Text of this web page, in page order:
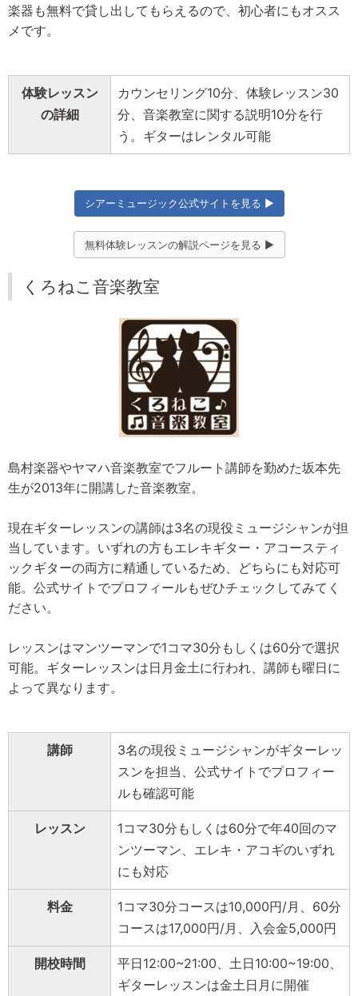
楽器も無料で貸し出してもらえるので、初心者にもオスス
メです。
体験レッスン
の詳細
カウンセリング10分、体験レッスン30
分、音楽教室に関する説明10分を行
う。ギターはレンタル可能
シアーミュージック公式サイトを見る ▶
無料体験レッスンの解説ページを見る ▶
くろねこ音楽教室
島村楽器やヤマハ音楽教室でフルート講師を勤めた坂本先
生が2013年に開講した音楽教室。
現在ギターレッスンの講師は3名の現役ミュージシャンが担
当しています。いずれの方もエレキギター・アコースティ
ックギターの両方に精通しているため、どちらにも対応可
能。公式サイトでプロフィールもぜひチェックしてみてく
ださい。
レッスンはマンツーマンで1コマ30分もしくは60分で選択
可能。ギターレッスンは日月金土に行われ、講師も曜日に
よって異なります。
講師
3名の現役ミュージシャンがギターレッ
スンを担当、公式サイトでプロフィー
ルも確認可能
レッスン
1コマ30分もしくは60分で年40回のマ
ンツーマン、エレキ・アコギのいずれ
にも対応
料金
1コマ30分コースは10,000円/月、60分
コースは17,000円/月、入会金5,000円
開校時間
平日12:00~21:00、土日10:00~19:00、
ギターレッスンは金土日月に開催